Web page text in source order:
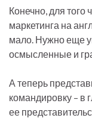
Конечно, для
маркетинга на
мало. Нужно еще
осмысленные и
А теперь
командировку – в
ее